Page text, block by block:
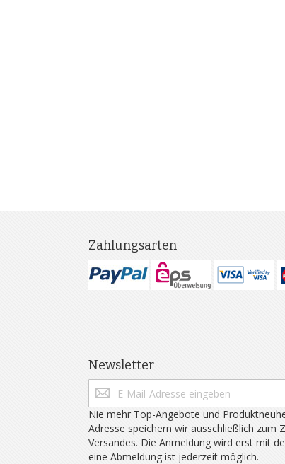
Zahlungsarten
Newsletter
Nie mehr Top-Angebote und
Adresse speichern wir ausschließlich zum
Versandes. Die Anmeldung wird erst mit
eine Abmeldung ist jederzeit möglich.